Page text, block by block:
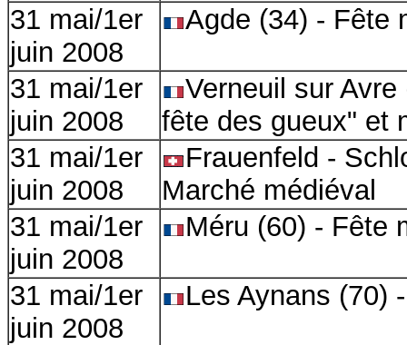
31 mai/1er
juin 2008
Agde (34) - Fête
31 mai/1er
juin 2008
Verneuil sur
fête des gueux" et
31 mai/1er
juin 2008
Frauenfeld -
Marché médiéval
31 mai/1er
juin 2008
Méru (60) - Fête
31 mai/1er
juin 2008
Les Aynans (70)